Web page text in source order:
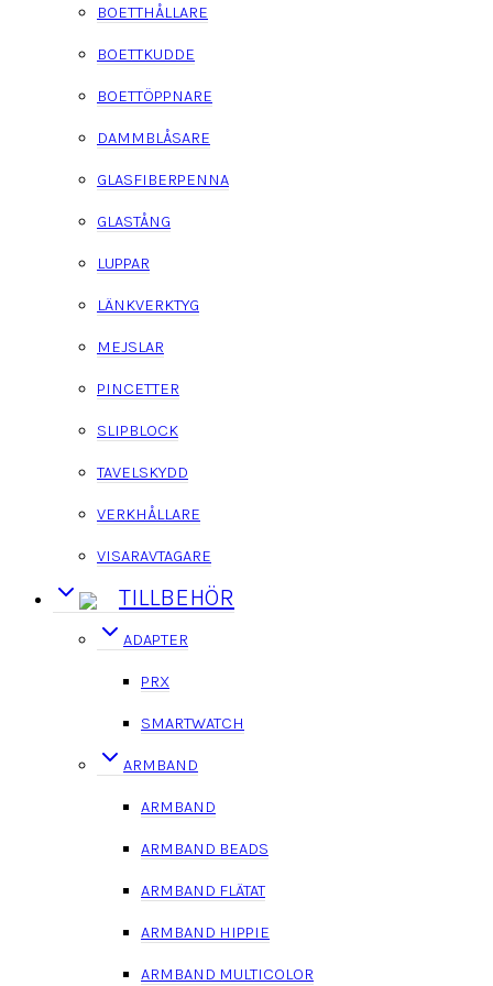
BOETTHÅLLARE
BOETTKUDDE
BOETTÖPPNARE
DAMMBLÅSARE
GLASFIBERPENNA
GLASTÅNG
LUPPAR
LÄNKVERKTYG
MEJSLAR
PINCETTER
SLIPBLOCK
TAVELSKYDD
VERKHÅLLARE
VISARAVTAGARE
TILLBEHÖR
ADAPTER
PRX
SMARTWATCH
ARMBAND
ARMBAND
ARMBAND BEADS
ARMBAND FLÄTAT
ARMBAND HIPPIE
ARMBAND MULTICOLOR